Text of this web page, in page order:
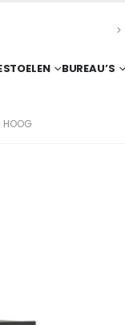
STOELEN BUREAU’S
HOOG